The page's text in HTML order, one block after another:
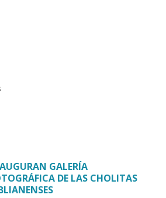
GALERÍA
DE LAS CHOLITAS